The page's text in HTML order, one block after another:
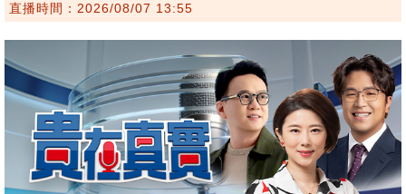
直播時間：2026/08/07 13:55